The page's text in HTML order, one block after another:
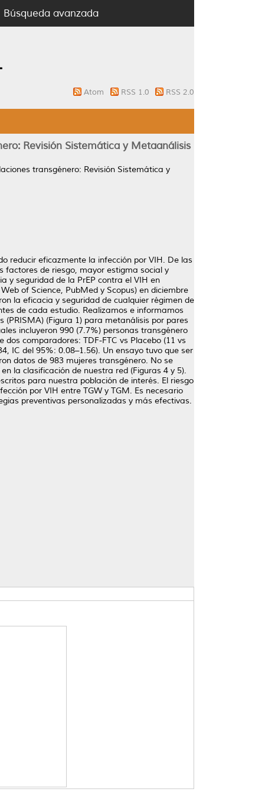
Búsqueda avanzada
Atom RSS 1.0 RSS 2.0
Revisión Sistemática y Metaanálisis
transgénero: Revisión Sistemática y
reducir eficazmente la infección por VIH. De las
factores de riesgo, mayor estigma social y
y seguridad de la PrEP contra el VIH en
of Science, PubMed y Scopus) en diciembre
la eficacia y seguridad de cualquier régimen de
de cada estudio. Realizamos e informamos
(Figura 1) para metanálisis por pares
incluyeron 990 (7.7%) personas transgénero
comparadores: TDF-FTC vs Placebo (11 vs
IC del 95%: 0.08–1.56). Un ensayo tuvo que ser
datos de 983 mujeres transgénero. No se
la clasificación de nuestra red (Figuras 4 y 5).
para nuestra población de interés. El riesgo
por VIH entre TGW y TGM. Es necesario
preventivas personalizadas y más efectivas.